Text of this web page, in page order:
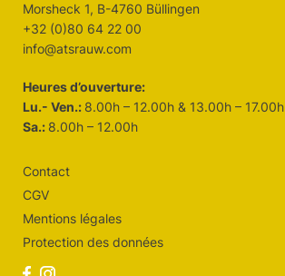
Morsheck 1, B-4760 Büllingen
+32 (0)80 64 22 00
info@atsrauw.com
Heures d’ouverture:
Lu.- Ven.: 8.00h – 12.00h & 13.00h – 17.00h
Sa.: 8.00h – 12.00h
Contact
CGV
Mentions légales
Protection des données